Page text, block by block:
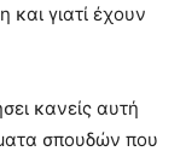
και γιατί έχουν
κανείς αυτή
σπουδών που